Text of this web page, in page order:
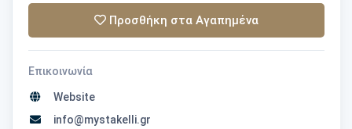
Προσθήκη στα Αγαπημένα
Επικοινωνία
Website
info@mystakelli.gr